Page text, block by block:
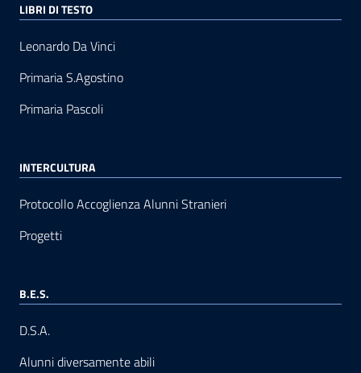
LIBRI DI TESTO
Leonardo Da Vinci
Primaria S.Agostino
Primaria Pascoli
INTERCULTURA
Protocollo Accoglienza Alunni Stranieri
Progetti
B.E.S.
D.S.A.
Alunni diversamente abili